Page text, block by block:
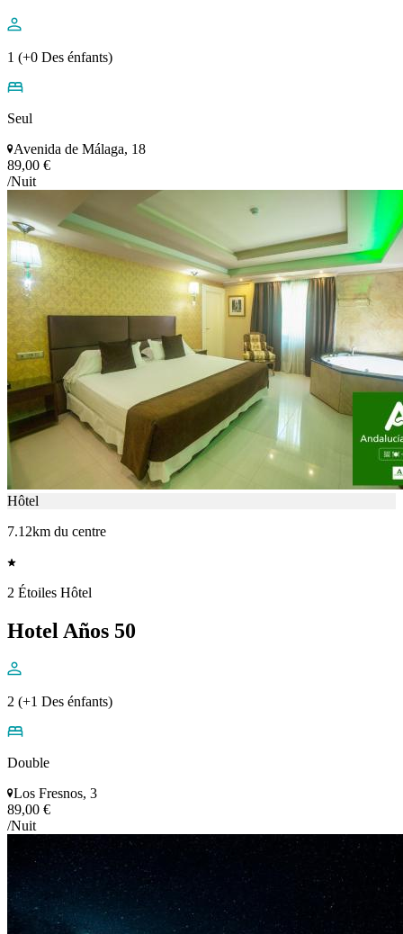
1 (+0 Des énfants)
Seul
Avenida de Málaga, 18
89,00 €
/Nuit
Hôtel
7.12km du centre
2 Étoiles Hôtel
Hotel Años 50
2 (+1 Des énfants)
Double
Los Fresnos, 3
89,00 €
/Nuit